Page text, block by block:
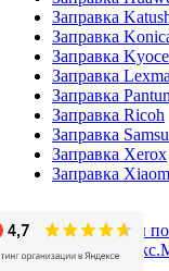
Заправка
Заправка
Заправка
Заправка
Заправка
Заправка Ricoh
Заправка
Заправка Xerox
Заправка